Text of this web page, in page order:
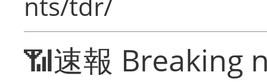
📶速報 Breaking